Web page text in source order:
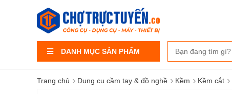
DANH MỤC SẢN PHẨM
Trang chủ › Dụng cụ cầm tay & đồ nghề › Kềm › Kềm cắt ›